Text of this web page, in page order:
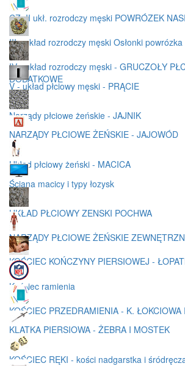
CZ. II ukł. rozrodczy męski POWRÓZEK
III - układ rozrodczy męski Osłonki
IV - układ rozrodczy męski - GRUCZOŁY
DODATKOWE
V - układ płciowy męski - PRĄCIE
Narządy płciowe żeńskie - JAJNIK
NARZĄDY PŁCIOWE ŻEŃSKIE - JAJOWÓD
Układ płciowy żeński - MACICA
Ściana macicy i typy łozysk
UKŁAD PŁCIOWY ZENSKI POCHWA
NARZĄDY PŁCIOWE ŻEŃSKIE
KOŚCIEC KOŃCZYNY PIERSIOWEJ -
Kościec ramienia
KOŚCIEC PRZEDRAMIENIA - K.
KLATKA PIERSIOWA - ŻEBRA I MOSTEK
KOŚCIEC RĘKI - kości nadgarstka i